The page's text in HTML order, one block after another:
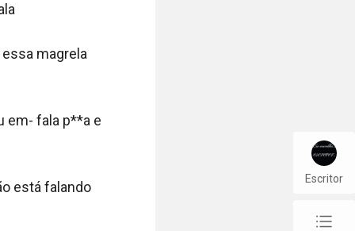
Escritor
chap_list